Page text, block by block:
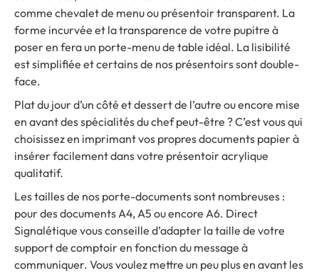
comme chevalet de menu ou présentoir transparent. La
forme incurvée et la transparence de votre pupitre à
poser en fera un porte-menu de table idéal. La lisibilité
est simplifiée et certains de nos présentoirs sont double-
face.
Plat du jour d’un côté et dessert de l’autre ou encore mise
en avant des spécialités du chef peut-être ? C’est vous qui
choisissez en imprimant vos propres documents papier à
insérer facilement dans votre présentoir acrylique
qualitatif.
Les tailles de nos porte-documents sont nombreuses :
pour des documents A4, A5 ou encore A6. Direct
Signalétique vous conseille d’adapter la taille de votre
support de comptoir en fonction du message à
communiquer. Vous voulez mettre un peu plus en avant les